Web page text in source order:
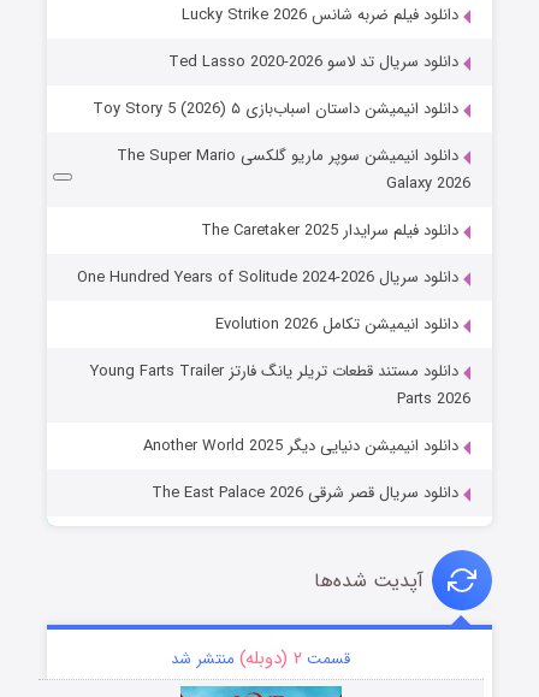
دانلود فیلم ضربه شانس Lucky Strike 2026
دانلود سریال تد لاسو Ted Lasso 2020-2026
دانلود انیمیشن داستان اسباب‌بازی ۵ Toy Story 5 (2026)
دانلود انیمیشن سوپر ماریو گلکسی The Super Mario
Galaxy 2026
دانلود فیلم سرایدار The Caretaker 2025
دانلود سریال One Hundred Years of Solitude 2024-2026
دانلود انیمیشن تکامل Evolution 2026
دانلود مستند قطعات تریلر یانگ فارتز Young Farts Trailer
Parts 2026
دانلود انیمیشن دنیایی دیگر Another World 2025
دانلود سریال قصر شرقی The East Palace 2026
آپدیت شده‌ها
قسمت ۲ (دوبله) منتشر شد